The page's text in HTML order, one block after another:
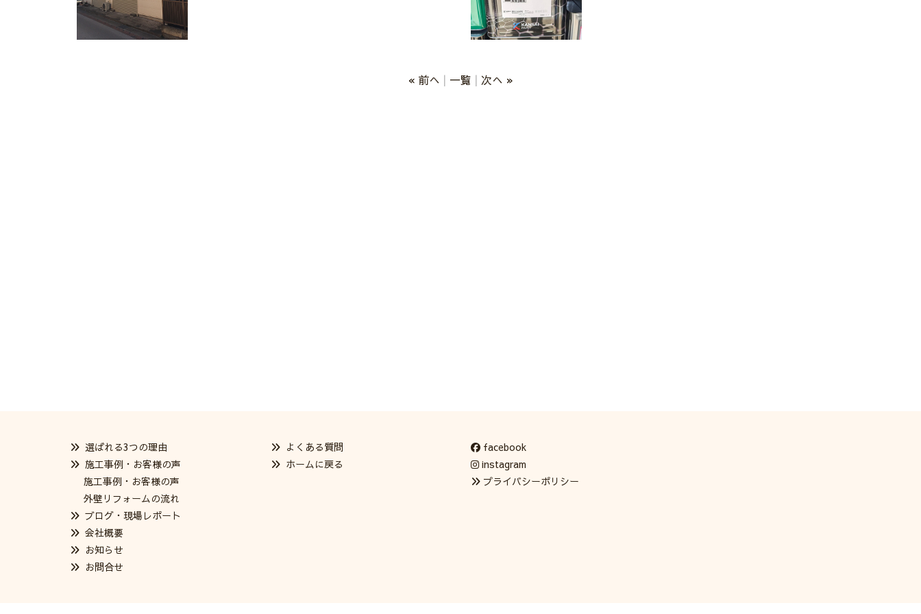
« 前へ 一覧 次へ »
選ばれる3つの理由
施工事例・お客様の声
施工事例・お客様の声
外壁リフォームの流れ
ブログ・現場レポート
会社概要
お知らせ
お問合せ
よくある質問
ホームに戻る
facebook
instagram
プライバシーポリシー